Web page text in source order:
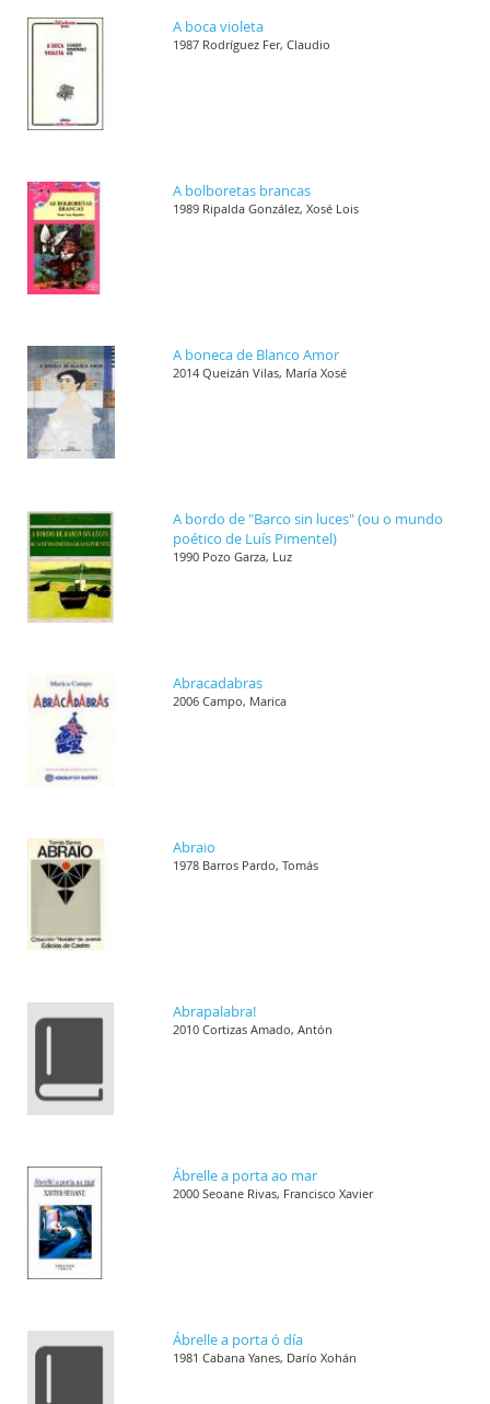
A boca violeta
1987 Rodríguez Fer, Claudio
A bolboretas brancas
1989 Ripalda González, Xosé Lois
A boneca de Blanco Amor
2014 Queizán Vilas, María Xosé
A bordo de "Barco sin luces" (ou o mundo
poético de Luís Pimentel)
1990 Pozo Garza, Luz
Abracadabras
2006 Campo, Marica
Abraio
1978 Barros Pardo, Tomás
Abrapalabra!
2010 Cortizas Amado, Antón
Ábrelle a porta ao mar
2000 Seoane Rivas, Francisco Xavier
Ábrelle a porta ó día
1981 Cabana Yanes, Darío Xohán